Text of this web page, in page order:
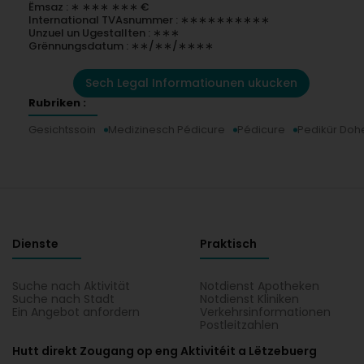
Ëmsaz : ∗ ∗∗∗ ∗∗∗ €
International TVAsnummer : ∗∗∗∗∗∗∗∗∗∗
Unzuel un Ugestallten : ∗∗∗
Grënnungsdatum : ∗∗/∗∗/∗∗∗∗
Sech Legal Informatiounen ukucken
Rubriken :
Gesichtssoin
Medizinesch Pédicure Pédicure Pedikür
Dienste
Suche nach Aktivität
Suche nach Stadt
Ein Angebot anfordern
Praktisch
Notdienst Apotheken
Notdienst Kliniken
Verkehrsinformationen
Postleitzahlen
Hutt direkt Zougang op eng Aktivitéit a Lëtzebuerg